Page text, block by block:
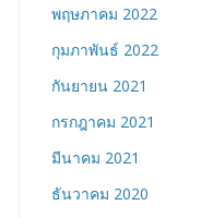
พฤษภาคม 2022
กุมภาพันธ์ 2022
กันยายน 2021
กรกฎาคม 2021
มีนาคม 2021
ธันวาคม 2020